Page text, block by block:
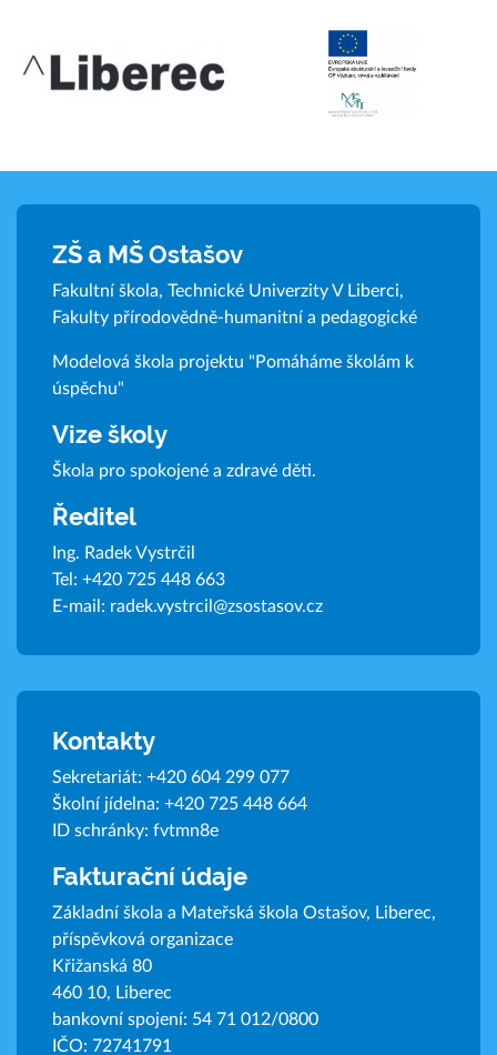
ZŠ a MŠ Ostašov
Fakultní škola, Technické Univerzity V Liberci,
Fakulty přírodovědně-humanitní a pedagogické
Modelová škola projektu "Pomáháme školám k
úspěchu"
Vize školy
Škola pro spokojené a zdravé děti.
Ředitel
Ing. Radek Vystrčil
Tel: +420 725 448 663
E-mail: radek.vystrcil@zsostasov.cz
Kontakty
Sekretariát: +420 604 299 077
Školní jídelna: +420 725 448 664
ID schránky: fvtmn8e
Fakturační údaje
Základní škola a Mateřská škola Ostašov, Liberec,
příspěvková organizace
Křižanská 80
460 10, Liberec
bankovní spojení: 54 71 012/0800
IČO: 72741791